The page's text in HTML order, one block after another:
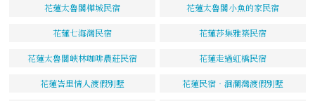
花蓮太魯閣樺城民宿 花蓮太魯閣小魚的家民宿
花蓮七海灣民宿 花蓮莎集雅築民宿
花蓮太魯閣峽林咖啡農莊民宿 花蓮走過虹橋民宿
花蓮峇里情人渡假別墅 花蓮民宿‧洄瀾灣渡假別墅